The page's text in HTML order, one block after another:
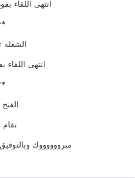
انتهى اللقاء بفوز
الشعله
انتهى اللقاء
تقام
مبرووووووك